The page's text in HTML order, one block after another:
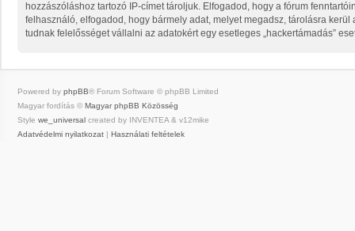
hozzászóláshoz tartozó IP-címet tároljuk. Elfogadod, hogy a fórum
felhasználó, elfogadod, hogy bármely adat, melyet megadsz, tárolásra
tudnak felelősséget vállalni az adatokért egy esetleges „hackertámadás”
Powered by phpBB® Forum Software © phpBB Limited
Magyar fordítás © Magyar phpBB Közösség
Style we_universal created by INVENTEA & v12mike
Adatvédelmi nyilatkozat
Használati feltételek